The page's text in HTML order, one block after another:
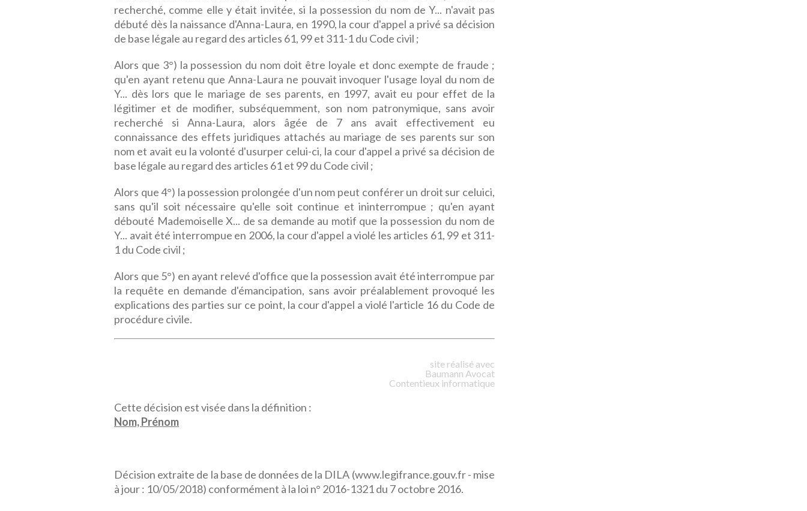
recherché, comme elle y était invitée, si la possession du nom de Y... n'avait pas
débuté dès la naissance d'Anna-Laura, en 1990, la cour d'appel a privé sa décision
de base légale au regard des articles 61, 99 et 311-1 du Code civil ;
Alors que 3°) la possession du nom doit être loyale et donc exempte de fraude ;
qu'en ayant retenu que Anna-Laura ne pouvait invoquer l'usage loyal du nom de
Y... dès lors que le mariage de ses parents, en 1997, avait eu pour effet de la
légitimer et de modifier, subséquemment, son nom patronymique, sans avoir
recherché si Anna-Laura, alors âgée de 7 ans avait effectivement eu
connaissance des effets juridiques attachés au mariage de ses parents sur son
nom et avait eu la volonté d'usurper celui-ci, la cour d'appel a privé sa décision de
base légale au regard des articles 61 et 99 du Code civil ;
Alors que 4°) la possession prolongée d'un nom peut conférer un droit sur celuici,
sans qu'il soit nécessaire qu'elle soit continue et ininterrompue ; qu'en ayant
débouté Mademoiselle X... de sa demande au motif que la possession du nom de
Y... avait été interrompue en 2006, la cour d'appel a violé les articles 61, 99 et 311-
1 du Code civil ;
Alors que 5°) en ayant relevé d'office que la possession avait été interrompue par
la requête en demande d'émancipation, sans avoir préalablement provoqué les
explications des parties sur ce point, la cour d'appel a violé l'article 16 du Code de
procédure civile.
site réalisé avec
Baumann Avocat
Contentieux informatique
Cette décision est visée dans la définition :
Nom, Prénom
Décision extraite de la base de données de la DILA (www.legifrance.gouv.fr - mise
à jour : 10/05/2018) conformément à la loi n° 2016-1321 du 7 octobre 2016.